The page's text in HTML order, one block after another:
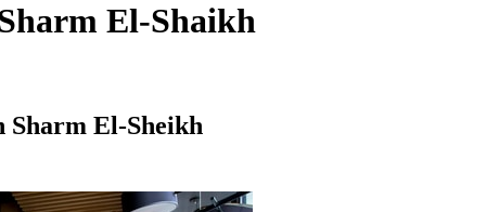
El-Shaikh
Sharm El-Sheikh